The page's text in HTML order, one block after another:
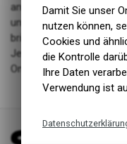
an und mit dem
und der
bringt Grippler Sie auf
Jetzt in 10 Farben und
Ons.
Damit Sie unser
nutzen können,
Cookies und
die Kontrolle
Ihre Daten
Verwendung ist